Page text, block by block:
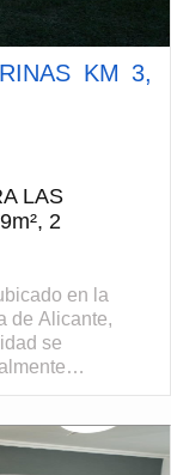
KM 3,
LAS
2
en la
de Alicante,
se
y d...